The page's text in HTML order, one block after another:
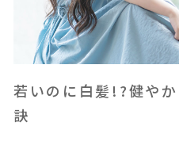
若いのに白髪!?健や
訣